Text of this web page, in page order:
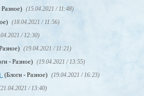
(15.04.2021 / 11:48)
(18.04.2021 / 11:56)
/ 12:30)
(19.04.2021 / 11:21)
- Разное) (19.04.2021 / 13:55)
(Блоги - Разное) (19.04.2021 / 16:23)
/ 13:40)